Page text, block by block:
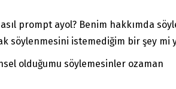
prompt ayol? Benim hakkımda
söylenmesini istemediğim bir şey mi
olduğumu söylemesinler ozaman